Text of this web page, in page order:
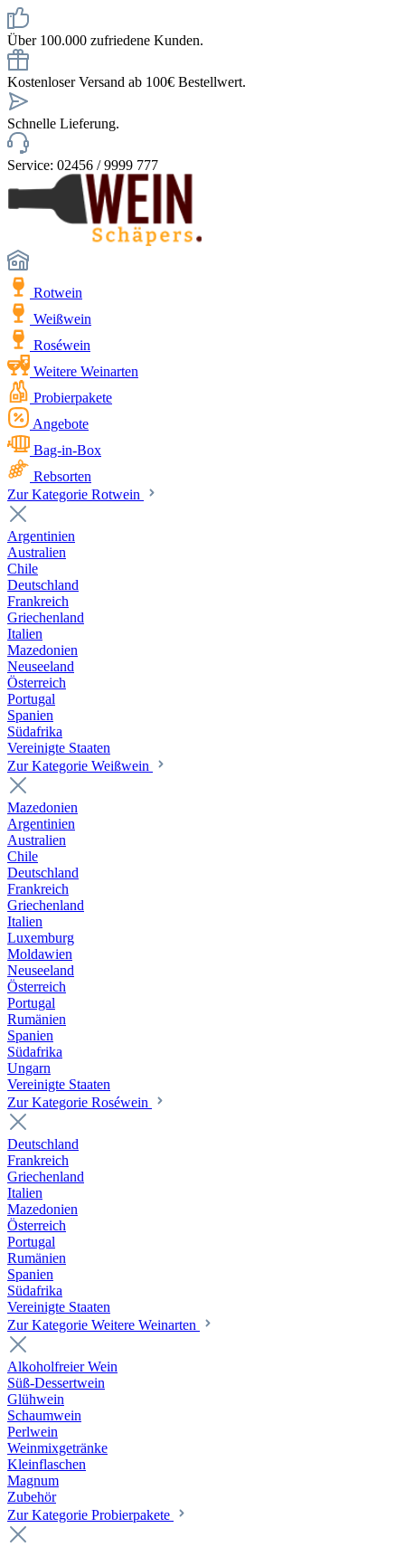
Über 100.000 zufriedene Kunden.
Kostenloser Versand ab 100€ Bestellwert.
Schnelle Lieferung.
Service: 02456 / 9999 777
Rotwein
Weißwein
Roséwein
Weitere Weinarten
Probierpakete
Angebote
Bag-in-Box
Rebsorten
Zur Kategorie Rotwein
Argentinien
Australien
Chile
Deutschland
Frankreich
Griechenland
Italien
Mazedonien
Neuseeland
Österreich
Portugal
Spanien
Südafrika
Vereinigte Staaten
Zur Kategorie Weißwein
Mazedonien
Argentinien
Australien
Chile
Deutschland
Frankreich
Griechenland
Italien
Luxemburg
Moldawien
Neuseeland
Österreich
Portugal
Rumänien
Spanien
Südafrika
Ungarn
Vereinigte Staaten
Zur Kategorie Roséwein
Deutschland
Frankreich
Griechenland
Italien
Mazedonien
Österreich
Portugal
Rumänien
Spanien
Südafrika
Vereinigte Staaten
Zur Kategorie Weitere Weinarten
Alkoholfreier Wein
Süß-Dessertwein
Glühwein
Schaumwein
Perlwein
Weinmixgetränke
Kleinflaschen
Magnum
Zubehör
Zur Kategorie Probierpakete